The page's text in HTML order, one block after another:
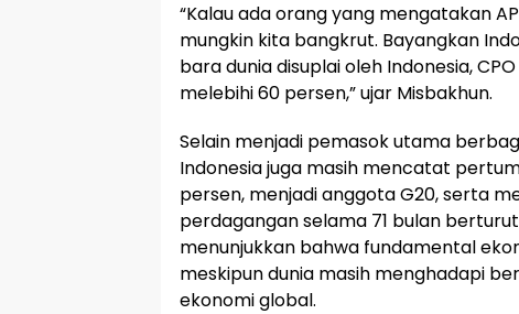
“Kalau ada orang yang mengatakan
mungkin kita bangkrut. Bayangkan
bara dunia disuplai oleh Indonesia,
melebihi 60 persen,” ujar Misbakhun.
Selain menjadi pemasok utama
Indonesia juga masih mencatat
persen, menjadi anggota G20, serta
perdagangan selama 71 bulan
menunjukkan bahwa fundamental
meskipun dunia masih menghadapi
ekonomi global.